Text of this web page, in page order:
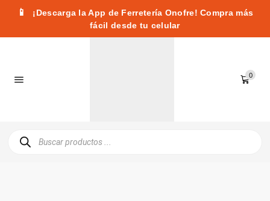
📱
¡Descarga la App de Ferretería Onofre! Compra más
fácil desde tu celular
0